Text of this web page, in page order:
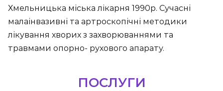
Хмельницька міська лікарня 1990р. Сучасні
малаінвазивні та артроскопічні методики
лікування хворих з захворюваннями та
травмами опорно- рухового апарату.
ПОСЛУГИ